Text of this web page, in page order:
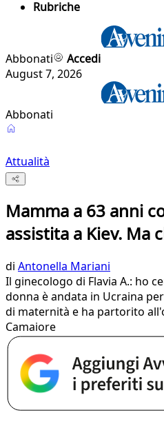
Rubriche
Abbonati
Accedi
August 7, 2026
Abbonati
Attualità
Mamma a 63 anni
assistita a Kiev. Ma
di Antonella Mariani
Il ginecologo di Flavia A.: ho
donna è andata in Ucraina
di maternità e ha partorito
Camaiore